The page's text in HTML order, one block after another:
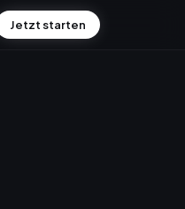
Jetzt starten